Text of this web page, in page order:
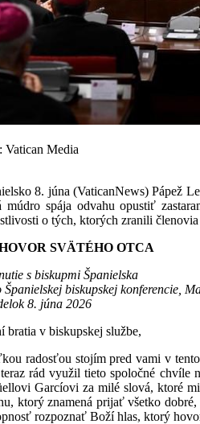
Vatican Media
8. júna (VaticanNews) Pápež
múdro spája odvahu opustiť
o tých, ktorých zranili
SVÄTÉHO OTCA
s biskupmi Španielska
Španielskej biskupskej konferencie,
8. júna 2026
bratia v biskupskej službe,
radosťou stojím pred vami v
rád využil tieto spoločné chvíle
Garcíovi za milé slová, ktoré
ktorý znamená prijať všetko
rozpoznať Boží hlas, ktorý